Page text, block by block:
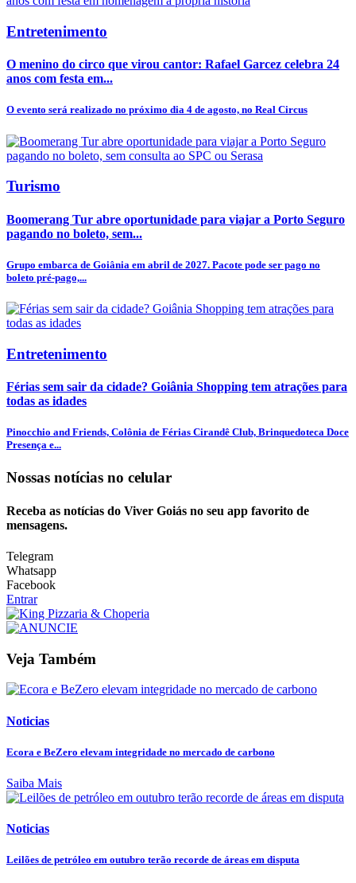
Entretenimento
O menino do circo que virou cantor: Rafael Garcez celebra 24
anos com festa em...
O evento será realizado no próximo dia 4 de agosto, no Real Circus
Turismo
Boomerang Tur abre oportunidade para viajar a Porto Seguro
pagando no boleto, sem...
Grupo embarca de Goiânia em abril de 2027. Pacote pode ser pago no
boleto pré-pago,...
Entretenimento
Férias sem sair da cidade? Goiânia Shopping tem atrações para
todas as idades
Pinocchio and Friends, Colônia de Férias Cirandê Club, Brinquedoteca Doce
Presença e...
Nossas notícias no celular
Receba as notícias do Viver Goiás no seu app favorito de
mensagens.
Telegram
Whatsapp
Facebook
Entrar
Veja Também
Noticias
Ecora e BeZero elevam integridade no mercado de carbono
Saiba Mais
Noticias
Leilões de petróleo em outubro terão recorde de áreas em disputa